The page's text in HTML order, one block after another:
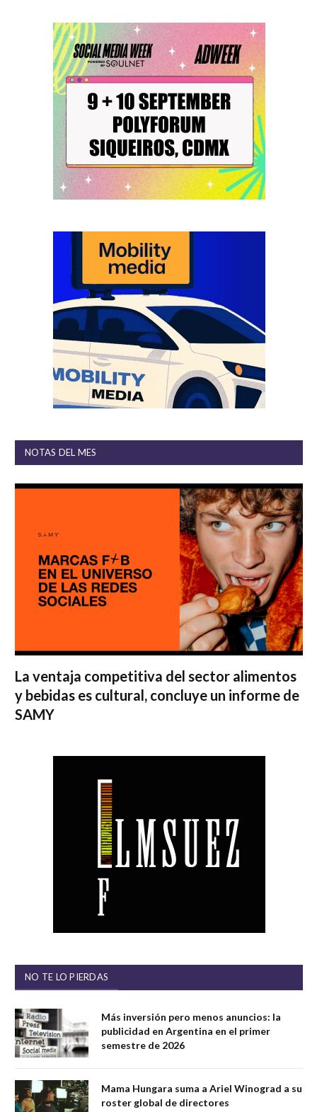
NOTAS DEL MES
La ventaja competitiva del sector alimentos
y bebidas es cultural, concluye un informe de
SAMY
NO TE LO PIERDAS
Más inversión pero menos anuncios: la
publicidad en Argentina en el primer
semestre de 2026
Mama Hungara suma a Ariel Winograd a su
roster global de directores